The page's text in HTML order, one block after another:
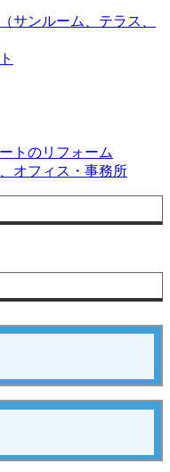
サンルーム、テラス、
トのリフォーム
オフィス・事務所